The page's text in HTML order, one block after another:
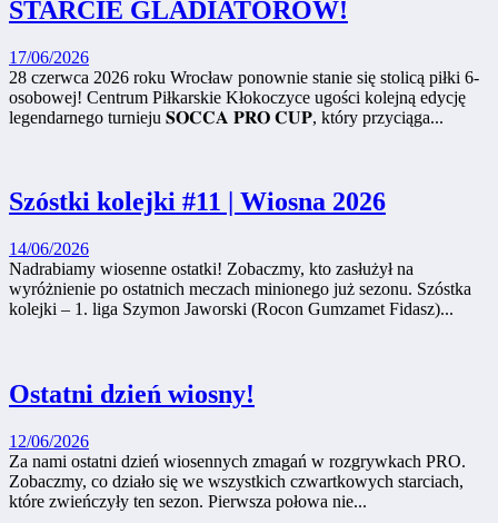
STARCIE GLADIATORÓW!
17/06/2026
28 czerwca 2026 roku Wrocław ponownie stanie się stolicą piłki 6-
osobowej! Centrum Piłkarskie Kłokoczyce ugości kolejną edycję
legendarnego turnieju 𝐒𝐎𝐂𝐂𝐀 𝐏𝐑𝐎 𝐂𝐔𝐏, który przyciąga...
Szóstki kolejki #11 | Wiosna 2026
14/06/2026
Nadrabiamy wiosenne ostatki! Zobaczmy, kto zasłużył na
wyróżnienie po ostatnich meczach minionego już sezonu. Szóstka
kolejki – 1. liga Szymon Jaworski (Rocon Gumzamet Fidasz)...
Ostatni dzień wiosny!
12/06/2026
Za nami ostatni dzień wiosennych zmagań w rozgrywkach PRO.
Zobaczmy, co działo się we wszystkich czwartkowych starciach,
które zwieńczyły ten sezon. Pierwsza połowa nie...